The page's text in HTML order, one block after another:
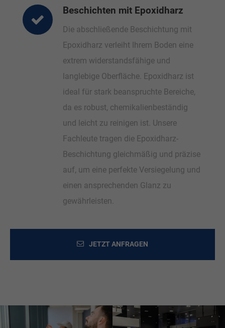
Beschichten mit Epoxidharz
Die abschließende Beschichtung mit
Epoxidharz verleiht Ihrem Boden eine
extrem widerstandsfähige und
langlebige Oberfläche. Epoxidharz ist
ideal für stark beanspruchte Bereiche,
da es robust, chemikalienbeständig
und leicht zu reinigen ist. Unsere
Fachleute tragen die Epoxidharz-
Beschichtung gleichmäßig und präzise
auf, um eine perfekte Versiegelung und
einen ansprechenden Glanz zu
gewährleisten.
JETZT ANFRAGEN